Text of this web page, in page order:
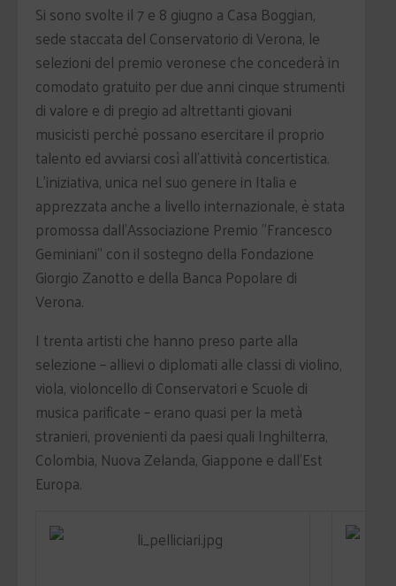
Si sono svolte il 7 e 8 giugno a Casa Boggian,
sede staccata del Conservatorio di Verona, le
selezioni del premio veronese che concederà in
comodato gratuito per due anni cinque strumenti
di valore e di pregio ad altrettanti giovani
musicisti perché possano esercitare il proprio
talento ed avviarsi così all'attività concertistica.
L'iniziativa, unica nel suo genere in Italia e
apprezzata anche a livello internazionale, è stata
promossa dall'Associazione Premio "Francesco
Geminiani" con il sostegno della Fondazione
Giorgio Zanotto e della Banca Popolare di
Verona.
I trenta artisti che hanno preso parte alla
selezione – allievi o diplomati alle classi di violino,
viola, violoncello di Conservatori e Scuole di
musica parificate – erano quasi per la metà
stranieri, provenienti da paesi quali Inghilterra,
Colombia, Nuova Zelanda, Giappone e dall'Est
Europa.